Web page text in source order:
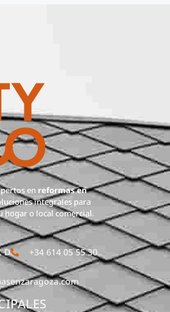
en reformas en
integrales para
o local comercial.
D +34 614 05 55 30